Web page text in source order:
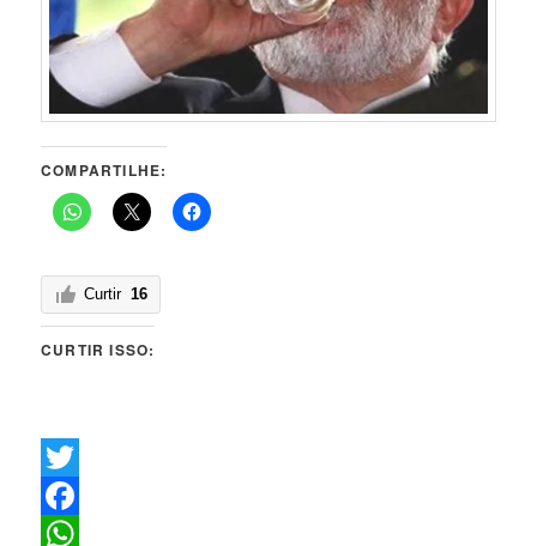
COMPARTILHE:
Curtir 16
CURTIR ISSO:
Twitter
Facebook